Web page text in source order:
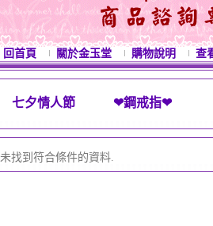
回首頁 關於金玉堂 購物說明 查
七夕情人節 ❤鋼戒指❤
未找到符合條件的資料.
西洋情人節禮物